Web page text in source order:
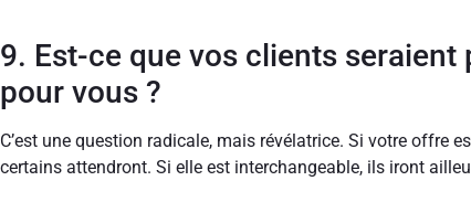
9. Est-ce que vos clients
pour vous ?
C’est une question radicale, mais révélatrice. Si votre offre
certains attendront. Si elle est interchangeable, ils iront